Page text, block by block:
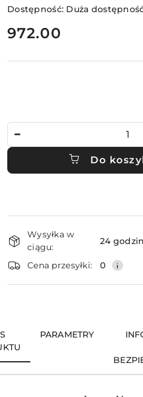
Dostępność: Duża
cena:
972.00
Do
i
dostawa
Wysyłka w
ciągu:
24
Cena przesyłki: 0
PARAMETRY